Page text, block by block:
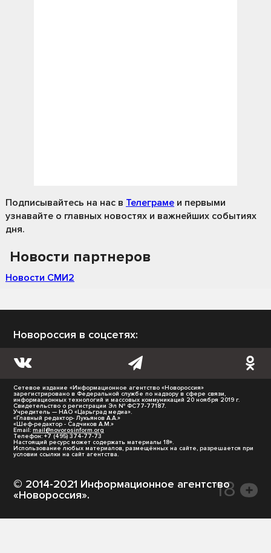
Подписывайтесь на нас в Телеграме и первыми
узнавайте о главных новостях и важнейших событиях
дня.
Новости партнеров
Новости СМИ2
Новороссия в соцсетях:
Сетевое издание «Информационное агентство «Новороссия»
зарегистрировано в Федеральной службе по надзору в сфере связи,
информационных технологий и массовых коммуникаций 20 ноября 2019 г.
Свидетельство о регистрации Эл № ФС77-77187.
Учредитель — НАО «Царьград медиа».
«Главный редактор- Лукьянов А.А.»
«Шеф-редактор - Садчиков А.М.»
Email: mail@novorosinform.org
Телефон: +7 (495) 374-77-73
Настоящий ресурс может содержать материалы 18+.
Использование любых материалов, размещённых на сайте, разрешается при
условии ссылки на сайт агентства.
© 2014-2021 Информационное агентство
«Новороссия».